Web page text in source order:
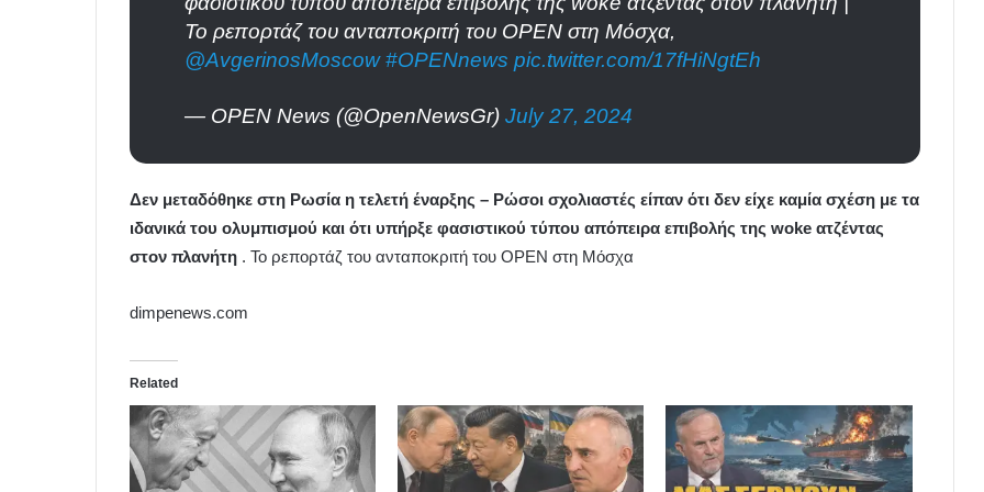
Το ρεπορτάζ του ανταποκριτή του OPEN στη Μόσχα,
@AvgerinosMoscow #OPENnews pic.twitter.com/17fHiNgtEh
— OPEN News (@OpenNewsGr) July 27, 2024
Δεν μεταδόθηκε στη Ρωσία η τελετή έναρξης – Ρώσοι σχολιαστές είπαν ότι δεν είχε καμία σχέση με τα
ιδανικά του ολυμπισμού και ότι υπήρξε φασιστικού τύπου απόπειρα επιβολής της woke ατζέντας
στον πλανήτη . Το ρεπορτάζ του ανταποκριτή του OPEN στη Μόσχα
dimpenews.com
Related